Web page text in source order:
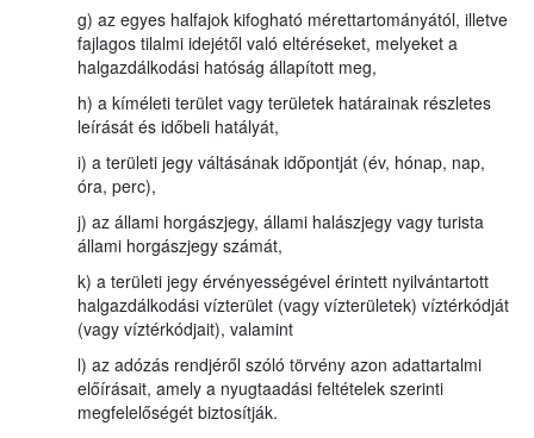
g) az egyes halfajok kifogható mérettartományától, illetve
fajlagos tilalmi idejétől való eltéréseket, melyeket a
halgazdálkodási hatóság állapított meg,
h) a kíméleti terület vagy területek határainak részletes
leírását és időbeli hatályát,
i) a területi jegy váltásának időpontját (év, hónap, nap,
óra, perc),
j) az állami horgászjegy, állami halászjegy vagy turista
állami horgászjegy számát,
k) a területi jegy érvényességével érintett nyilvántartott
halgazdálkodási vízterület (vagy vízterületek) víztérkódját
(vagy víztérkódjait), valamint
l) az adózás rendjéről szóló törvény azon adattartalmi
előírásait, amely a nyugtaadási feltételek szerinti
megfelelőségét biztosítják.